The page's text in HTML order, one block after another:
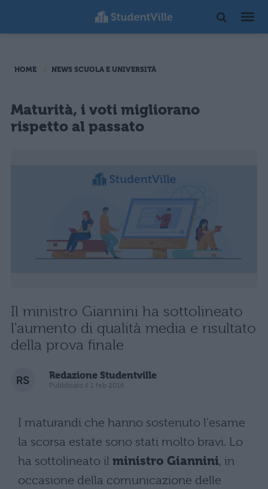
HOME NEWS SCUOLA E UNIVERSITÀ
Maturità, i voti migliorano
rispetto al passato
Il ministro Giannini ha sottolineato
l'aumento di qualità media e risultato
della prova finale
Redazione Studentville
Pubblicato il 1 feb 2016
I maturandi che hanno sostenuto l'esame
la scorsa estate sono stati molto bravi. Lo
ha sottolineato il ministro Giannini, in
occasione della comunicazione delle